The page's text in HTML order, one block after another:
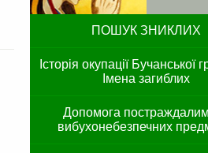
ПОШУК ЗНИКЛИХ
Історія окупації Бучанської
Імена загиблих
Допомога постраждалим
вибухонебезпечних